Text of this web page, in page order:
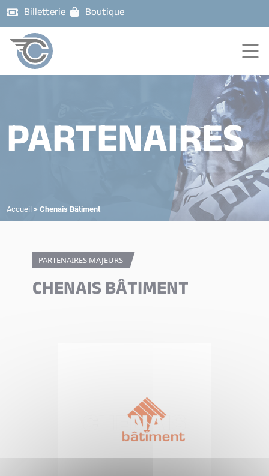
Billetterie Boutique
PARTENAIRES
Accueil >Chenais Bâtiment
PARTENAIRES MAJEURS
CHENAIS BÂTIMENT